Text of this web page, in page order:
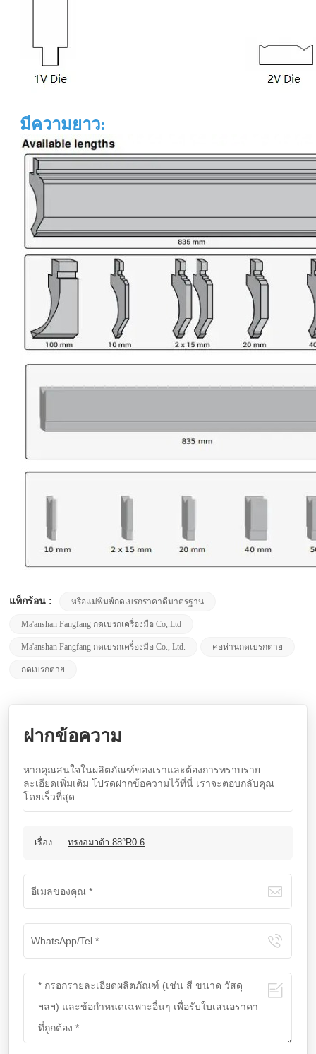
มีความยาว:
แท็กร้อน : หรือแม่พิมพ์กดเบรกราคาดีมาตรฐาน
Ma'anshan Fangfang กดเบรกเครื่องมือ Co,.Ltd
Ma'anshan Fangfang กดเบรกเครื่องมือ Co., Ltd. คอห่านกดเบรกตาย
กดเบรกตาย
ฝากข้อความ
หากคุณสนใจในผลิตภัณฑ์ของเราและต้องการทราบราย
ละเอียดเพิ่มเติม โปรดฝากข้อความไว้ที่นี่ เราจะตอบกลับคุณ
โดยเร็วที่สุด
เรื่อง : ทรงอมาด้า 88°R0.6